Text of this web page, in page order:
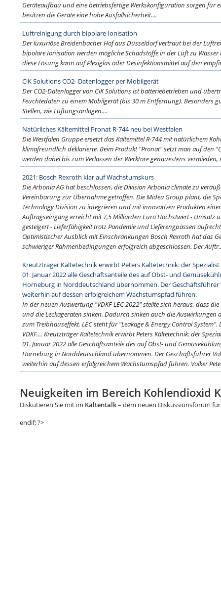
Geräteaufbau und eine betriebsfertige Werkskonfiguration sorgen für
besitzen die Geräte eine hohe Ausfallsicherheit....
Luftreinigung durch bipolare Ionisation
Der luxuriöse Breidenbacher Hof aus Düsseldorf vertraut bei der
bipolare Ionisation werden mögliche Schadstoffe in der Luft zu
diese Lösung kann auf Plexiglas oder Desinfektionsmittel auf den
CiK Solutions CO2- Datenlogger per Mobilgerät
Der CO2-Datenlogger von CiK Solutions ist batteriebetrieben und
Feuchtedaten zu einem Mobilgerät (bis 30 m Entfernung). Besonders
Stellen, wie Lüftungsanlagen....
Natürliches Kältemittel Pronat R-744 neu bei Westfalen
Die Westfalen Gruppe ersetzt das Kältemittel R-744 mit natürlichem
klimafreundlich deklarierte. Beim Produkt "Pronat" setzt man auf den
werden dabei bis zum Verlassen der Werktore genauestens
2021: Bosch Rexroth klar auf Wachstumskurs
Die Arbonia AG hat beschlossen, die Division Arbonia climate zu
Vereinbarung zur Übernahme getroffen. Die Midea Group plant, die
Technology Division zu integrieren und mit innovativen Produkten
Auftragseingang erreicht mit 7,5 Milliarden Euro Höchstwert - Umsatz
gesteigert - Lieferfähigkeit trotz Pandemie und Lieferengpässen
Optimistischer Ausblick mit Einschränkungen Bosch Rexroth hat das
schwieriger Rahmenbedingungen erfolgreich abgeschlossen. Der
Kreutzträger Kältetechnik erwirbt Peters Kältetechnik: der
01. Januar 2022 alle Geschäftsanteile des auf Obst- und
Horneburg in Norddeutschland übernommen. Der
weiterhin auf dessen erfolgreichem Wachstumspfad führen.
In der neuen Auswertung "VDKF-LEC 2022" stellte sich heraus, dass
und die Leckageraten sinken. Dadurch sinken auch die Auswirkungen
zum Treibhauseffekt. LEC steht für "Leakage & Energy Control
VDKF.... Kreutzträger Kältetechnik erwirbt Peters Kältetechnik: der
01. Januar 2022 alle Geschäftsanteile des auf Obst- und
Horneburg in Norddeutschland übernommen. Der Geschäftsführer
weiterhin auf dessen erfolgreichem Wachstumspfad führen. Volker
Neuigkeiten im Bereich Kohlendioxid
Diskutieren Sie mit im Kältentalk– dem neuen Diskussionsforum
endif; ?>